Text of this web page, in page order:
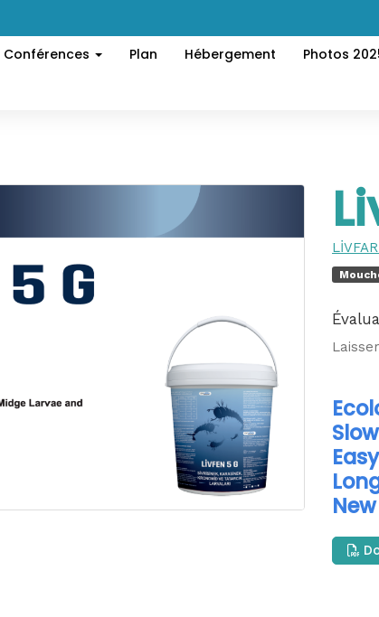
Conférences Plan Hébergement Photos